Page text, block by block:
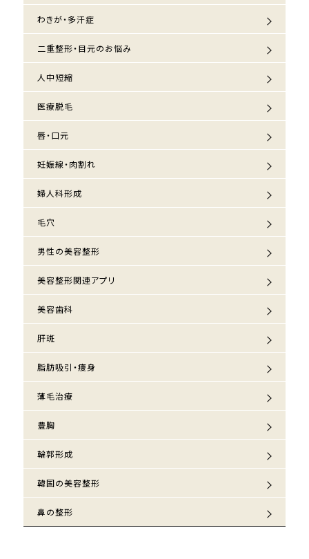
わきが・多汗症
二重整形・目元のお悩み
人中短縮
医療脱毛
唇・口元
妊娠線・肉割れ
婦人科形成
毛穴
男性の美容整形
美容整形関連アプリ
美容歯科
肝斑
脂肪吸引・痩身
薄毛治療
豊胸
輪郭形成
韓国の美容整形
鼻の整形